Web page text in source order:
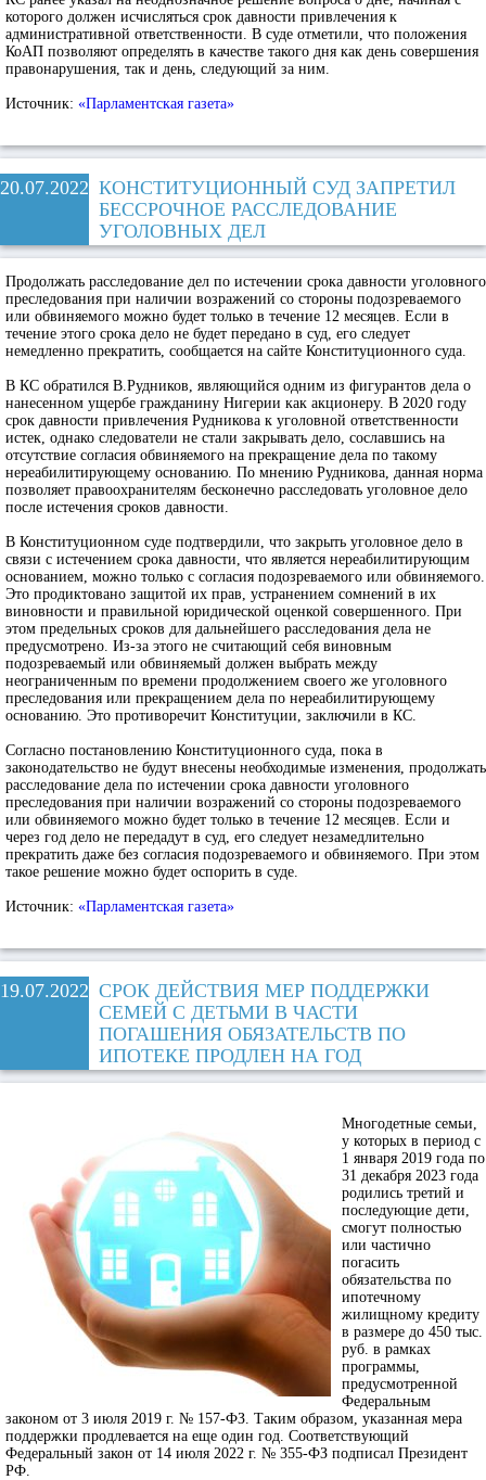
которого должен исчисляться срок давности привлечения к
административной ответственности. В суде отметили, что положения
КоАП позволяют определять в качестве такого дня как день совершения
правонарушения, так и день, следующий за ним.
Источник: «Парламентская газета»
20.07.2022 КОНСТИТУЦИОННЫЙ СУД ЗАПРЕТИЛ
БЕССРОЧНОЕ РАССЛЕДОВАНИЕ
УГОЛОВНЫХ ДЕЛ
Продолжать расследование дел по истечении срока давности уголовного
преследования при наличии возражений со стороны подозреваемого
или обвиняемого можно будет только в течение 12 месяцев. Если в
течение этого срока дело не будет передано в суд, его следует
немедленно прекратить, сообщается на сайте Конституционного суда.
В КС обратился В.Рудников, являющийся одним из фигурантов дела о
нанесенном ущербе гражданину Нигерии как акционеру. В 2020 году
срок давности привлечения Рудникова к уголовной ответственности
истек, однако следователи не стали закрывать дело, сославшись на
отсутствие согласия обвиняемого на прекращение дела по такому
нереабилитирующему основанию. По мнению Рудникова, данная норма
позволяет правоохранителям бесконечно расследовать уголовное дело
после истечения сроков давности.
В Конституционном суде подтвердили, что закрыть уголовное дело в
связи с истечением срока давности, что является нереабилитирующим
основанием, можно только с согласия подозреваемого или обвиняемого.
Это продиктовано защитой их прав, устранением сомнений в их
виновности и правильной юридической оценкой совершенного. При
этом предельных сроков для дальнейшего расследования дела не
предусмотрено. Из-за этого не считающий себя виновным
подозреваемый или обвиняемый должен выбрать между
неограниченным по времени продолжением своего же уголовного
преследования или прекращением дела по нереабилитирующему
основанию. Это противоречит Конституции, заключили в КС.
Согласно постановлению Конституционного суда, пока в
законодательство не будут внесены необходимые изменения, продолжать
расследование дела по истечении срока давности уголовного
преследования при наличии возражений со стороны подозреваемого
или обвиняемого можно будет только в течение 12 месяцев. Если и
через год дело не передадут в суд, его следует незамедлительно
прекратить даже без согласия подозреваемого и обвиняемого. При этом
такое решение можно будет оспорить в суде.
Источник: «Парламентская газета»
19.07.2022 СРОК ДЕЙСТВИЯ МЕР ПОДДЕРЖКИ
СЕМЕЙ С ДЕТЬМИ В ЧАСТИ
ПОГАШЕНИЯ ОБЯЗАТЕЛЬСТВ ПО
ИПОТЕКЕ ПРОДЛЕН НА ГОД
Многодетные семьи,
у которых в период с
1 января 2019 года по
31 декабря 2023 года
родились третий и
последующие дети,
смогут полностью
или частично
погасить
обязательства по
ипотечному
жилищному кредиту
в размере до 450 тыс.
руб. в рамках
программы,
предусмотренной
Федеральным
законом от 3 июля 2019 г. № 157-ФЗ. Таким образом, указанная мера
поддержки продлевается на еще один год. Соответствующий
Федеральный закон от 14 июля 2022 г. № 355-ФЗ подписал Президент
РФ.